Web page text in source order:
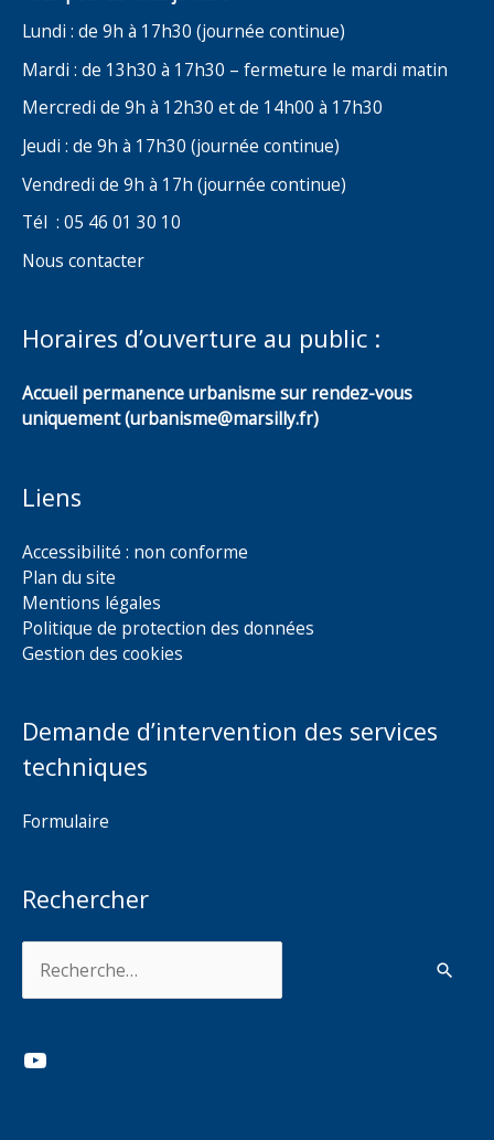
Lundi : de 9h à 17h30 (journée continue)
Mardi : de 13h30 à 17h30 – fermeture le mardi matin
Mercredi de 9h à 12h30 et de 14h00 à 17h30
Jeudi : de 9h à 17h30 (journée continue)
Vendredi de 9h à 17h (journée continue)
Tél : 05 46 01 30 10
Nous contacter
Horaires d’ouverture au public :
Accueil permanence urbanisme sur rendez-vous
uniquement (urbanisme@marsilly.fr)
Liens
Accessibilité : non conforme
Plan du site
Mentions légales
Politique de protection des données
Gestion des cookies
Demande d’intervention des services
techniques
Formulaire
Rechercher
YouTube